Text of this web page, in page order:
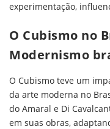
experimentação,
O Cubismo no
Modernismo
O Cubismo teve um
da arte moderna no
do Amaral e Di
em suas obras,